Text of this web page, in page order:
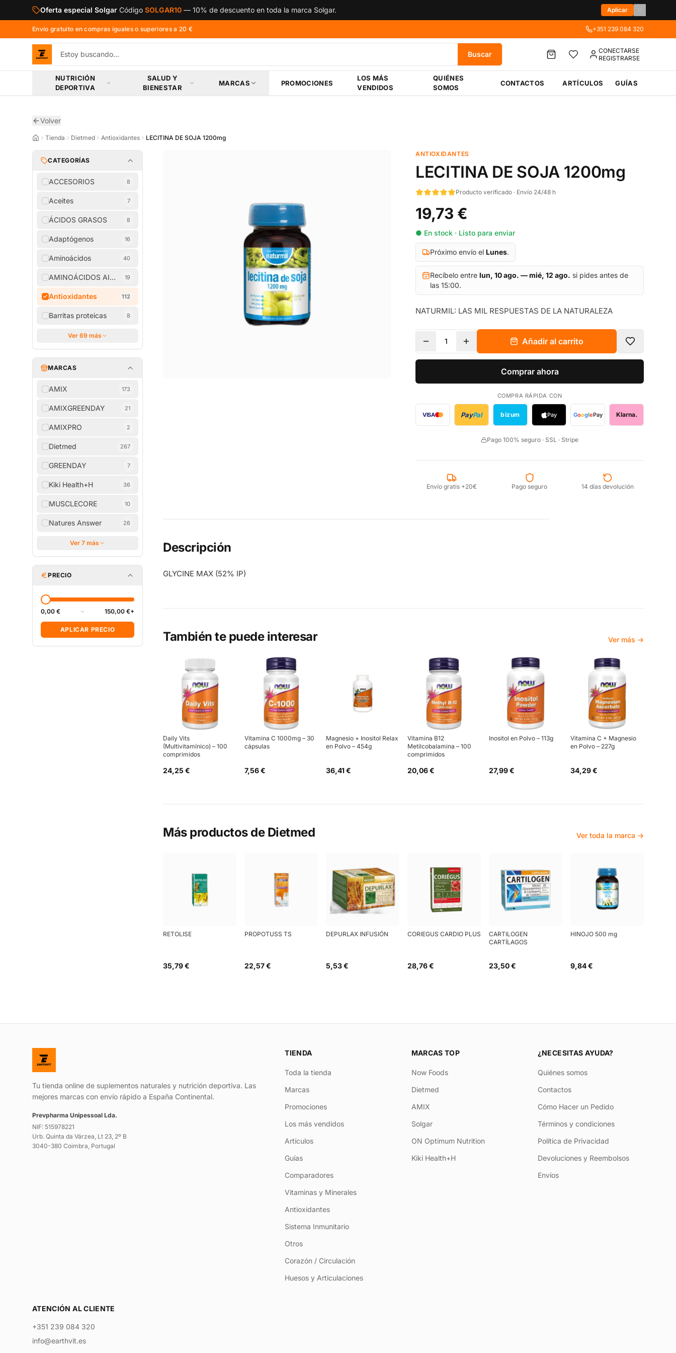
Saltar al contenido principal
Oferta especial Solgar Código SOLGAR10 — 10% de descuento en toda la marca Solgar. Aplicar
Envío gratuito en compras iguales o superiores a 20 € +351 239 084 320
Buscar
CONECTARSE
REGISTRARSE
NUTRICIÓN
DEPORTIVA
SALUD Y
BIENESTAR
MARCAS PROMOCIONES
LOS MÁS
VENDIDOS
QUIÉNES
SOMOS
CONTACTOS ARTÍCULOS GUÍAS
Volver
Tienda Dietmed Antioxidantes LECITINA DE SOJA 1200mg
CATEGORÍAS
ACCESORIOS 8
Aceites 7
ÁCIDOS GRASOS 8
Adaptógenos 16
Aminoácidos 40
AMINOÁCIDOS AISLADOS
19
Antioxidantes 112
Barritas proteicas 8
Ver 69 más
MARCAS
AMIX 173
AMIXGREENDAY 21
AMIXPRO 2
Dietmed 267
GREENDAY 7
Kiki Health+H 36
MUSCLECORE 10
Natures Answer 26
Ver 7 más
PRECIO
0,00 € – 150,00 €+
APLICAR PRECIO
ANTIOXIDANTES
LECITINA DE SOJA 1200mg
Producto verificado · Envío 24/48 h
19,73 €
● En stock · Listo para enviar
Próximo envío el Lunes.
Recíbelo entre lun, 10 ago. — mié, 12 ago. si pides antes de
las 15:00.
NATURMIL: LAS MIL RESPUESTAS DE LA NATURALEZA
1 Añadir al carrito
Comprar ahora
COMPRA RÁPIDA CON
VISA PayPal bizum Pay GooglePay Klarna.
Pago 100% seguro · SSL · Stripe
Envío gratis +20€ Pago seguro 14 días devolución
Descripción
GLYCINE MAX (52% IP)
También te puede interesar Ver más →
Daily Vits
(Multivitamínico) – 100
comprimidos
24,25 €
Vitamina C 1000mg – 30
cápsulas
7,56 €
Magnesio + Inositol Relax
en Polvo – 454g
36,41 €
Vitamina B12
Metilcobalamina – 100
comprimidos
20,06 €
Inositol en Polvo – 113g
27,99 €
Vitamina C + Magnesio
en Polvo – 227g
34,29 €
Más productos de Dietmed Ver toda la marca →
RETOLISE
35,79 €
PROPOTUSS TS
22,57 €
DEPURLAX INFUSIÓN
5,53 €
CORIEGUS CARDIO PLUS
28,76 €
CARTILOGEN
CARTÍLAGOS
23,50 €
HINOJO 500 mg
9,84 €
Tu tienda online de suplementos naturales y nutrición deportiva. Las
mejores marcas con envío rápido a España Continental.
Prevpharma Unipessoal Lda.
NIF: 515978221
Urb. Quinta da Várzea, Lt 23, 2º B
3040-380 Coimbra, Portugal
TIENDA
Toda la tienda
Marcas
Promociones
Los más vendidos
Artículos
Guías
Comparadores
Vitaminas y Minerales
Antioxidantes
Sistema Inmunitario
Otros
Corazón / Circulación
Huesos y Articulaciones
MARCAS TOP
Now Foods
Dietmed
AMIX
Solgar
ON Optimum Nutrition
Kiki Health+H
¿NECESITAS AYUDA?
Quiénes somos
Contactos
Cómo Hacer un Pedido
Términos y condiciones
Política de Privacidad
Devoluciones y Reembolsos
Envíos
ATENCIÓN AL CLIENTE
+351 239 084 320
info@earthvit.es